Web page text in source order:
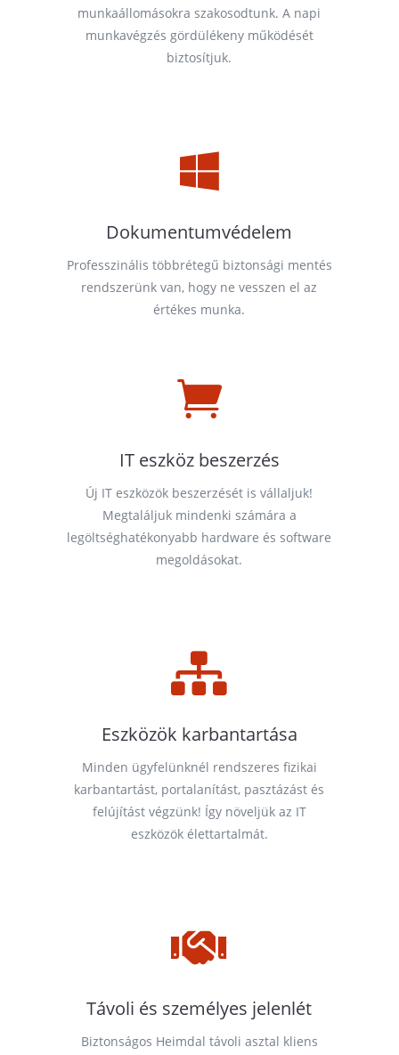
munkaállomásokra szakosodtunk. A napi
munkavégzés gördülékeny működését
biztosítjuk.

Dokumentumvédelem
Professzinális többrétegű biztonsági mentés
rendszerünk van, hogy ne vesszen el az
értékes munka.

IT eszköz beszerzés
Új IT eszközök beszerzését is vállaljuk!
Megtaláljuk mindenki számára a
legöltséghatékonyabb hardware és software
megoldásokat.

Eszközök karbantartása
Minden ügyfelünknél rendszeres fizikai
karbantartást, portalanítást, pasztázást és
felújítást végzünk! Így növeljük az IT
eszközök élettartalmát.

Távoli és személyes jelenlét
Biztonságos Heimdal távoli asztal kliens